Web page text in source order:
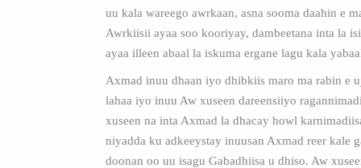
uu kala wareego awrkaan, asna sooma daahin e
Awrkiisii ayaa soo kooriyay, dambeetana inta la
ayaa illeen abaal la iskuma ergane lagu kala
Axmad inuu dhaan iyo dhibkiis maro ma rabin e
lahaa iyo inuu Aw xuseen dareensiiyo
xuseen na inta Axmad la dhacay howl
niyadda ku adkeeystay inuusan Axmad reer kale
doonan oo uu isagu Gabadhiisa u dhiso. Aw